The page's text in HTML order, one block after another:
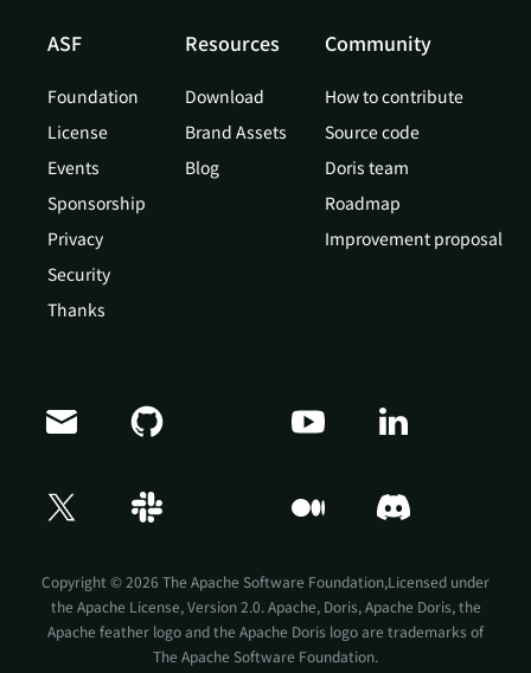
ASF
Foundation
License
Events
Sponsorship
Privacy
Security
Thanks
Resources
Download
Brand Assets
Blog
Community
How to contribute
Source code
Doris team
Roadmap
Improvement proposal
Copyright © 2026 The Apache Software Foundation,Licensed under
the Apache License, Version 2.0. Apache, Doris, Apache Doris, the
Apache feather logo and the Apache Doris logo are trademarks of
The Apache Software Foundation.
Doris Summit 26